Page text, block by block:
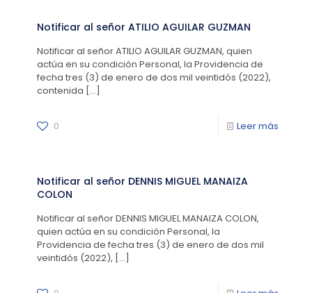
Notificar al señor ATILIO AGUILAR GUZMAN
Notificar al señor ATILIO AGUILAR GUZMAN, quien
actúa en su condición Personal, la Providencia de
fecha tres (3) de enero de dos mil veintidós (2022),
contenida […]
0 Leer más
Notificar al señor DENNIS MIGUEL MANAIZA
COLON
Notificar al señor DENNIS MIGUEL MANAIZA COLON,
quien actúa en su condición Personal, la
Providencia de fecha tres (3) de enero de dos mil
veintidós (2022), […]